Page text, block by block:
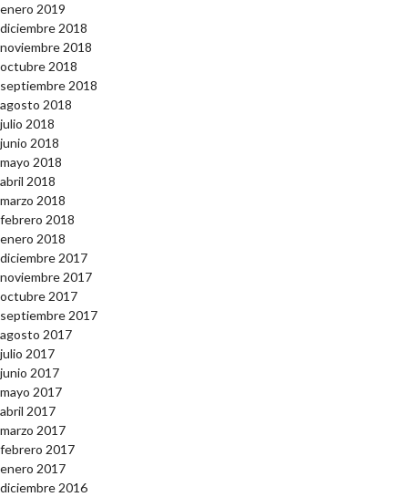
enero 2019
diciembre 2018
noviembre 2018
octubre 2018
septiembre 2018
agosto 2018
julio 2018
junio 2018
mayo 2018
abril 2018
marzo 2018
febrero 2018
enero 2018
diciembre 2017
noviembre 2017
octubre 2017
septiembre 2017
agosto 2017
julio 2017
junio 2017
mayo 2017
abril 2017
marzo 2017
febrero 2017
enero 2017
diciembre 2016